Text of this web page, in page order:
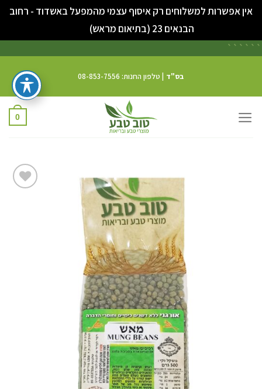
אין אפשרות למשלוחים רק איסוף עצמי מהמפעל באשדוד - רחוב
הבנאים 23 (בתיאום מראש)
```
```
בס"ד | טלפון החנות: 08-853-7556
0